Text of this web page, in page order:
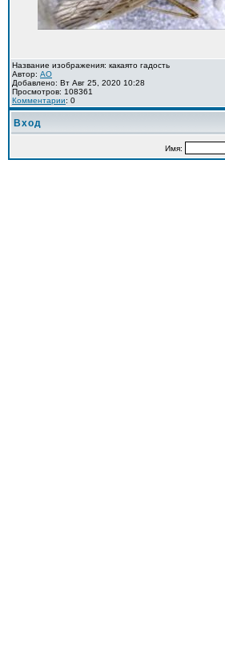
Название изображения: какаято гадость
Автор: AO
Добавлено: Вт Авг 25, 2020 10:28
Просмотров: 108361
Комментарии: 0
Вход
Имя: